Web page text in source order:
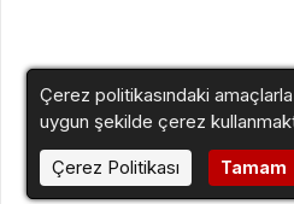
Çerez politikasındaki amaçlarla
uygun şekilde çerez
Çerez Politikası
Tamam